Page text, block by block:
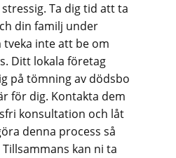
Ta dig tid att ta
din familj under
inte att be om
Ditt lokala företag
på tömning av dödsbo
för dig. Kontakta dem
konsultation och låt
denna process så
kan ni ta